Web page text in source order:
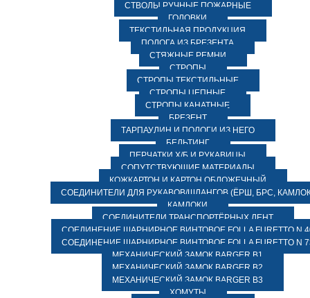
СТВОЛЫ РУЧНЫЕ ПОЖАРНЫЕ
ГОЛОВКИ
ТЕКСТИЛЬНАЯ ПРОДУКЦИЯ
ПОЛОГА ИЗ БРЕЗЕНТА
СТЯЖНЫЕ РЕМНИ
СТРОПЫ
СТРОПЫ ТЕКСТИЛЬНЫЕ
СТРОПЫ ЦЕПНЫЕ
СТРОПЫ КАНАТНЫЕ
БРЕЗЕНТ
ТАРПАУЛИН И ПОЛОГИ ИЗ НЕГО
БЕЛЬТИНГ
ПЕРЧАТКИ Х/Б И РУКАВИЦЫ
СОПУТСТВУЮЩИЕ МАТЕРИАЛЫ
КОЖКАРТОН И КАРТОН ОБЛОЖЕЧНЫЙ
СОЕДИНИТЕЛИ ДЛЯ РУКАВОВ/ШЛАНГОВ (ЁРШ, БРС,
КАМЛОКИ
СОЕДИНИТЕЛИ ТРАНСПОРТЁРНЫХ ЛЕНТ
СОЕДИНЕНИЕ ШАРНИРНОЕ ВИНТОВОЕ FOLLA FURETTO N
СОЕДИНЕНИЕ ШАРНИРНОЕ ВИНТОВОЕ FOLLA FURETTO N
МЕХАНИЧЕСКИЙ ЗАМОК BARGER B1
МЕХАНИЧЕСКИЙ ЗАМОК BARGER B2
МЕХАНИЧЕСКИЙ ЗАМОК BARGER B3
ХОМУТЫ